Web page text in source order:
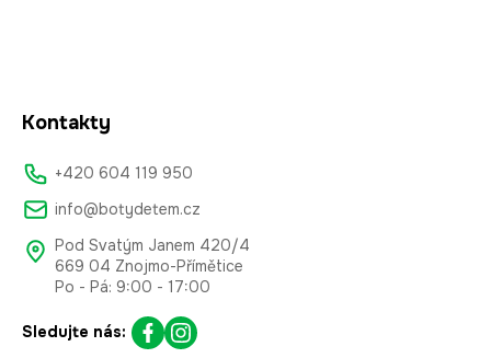
Kontakty
+420 604 119 950
info@botydetem.cz
Pod Svatým Janem 420/4
669 04 Znojmo-Přímětice
Po - Pá: 9:00 - 17:00
Sledujte nás: